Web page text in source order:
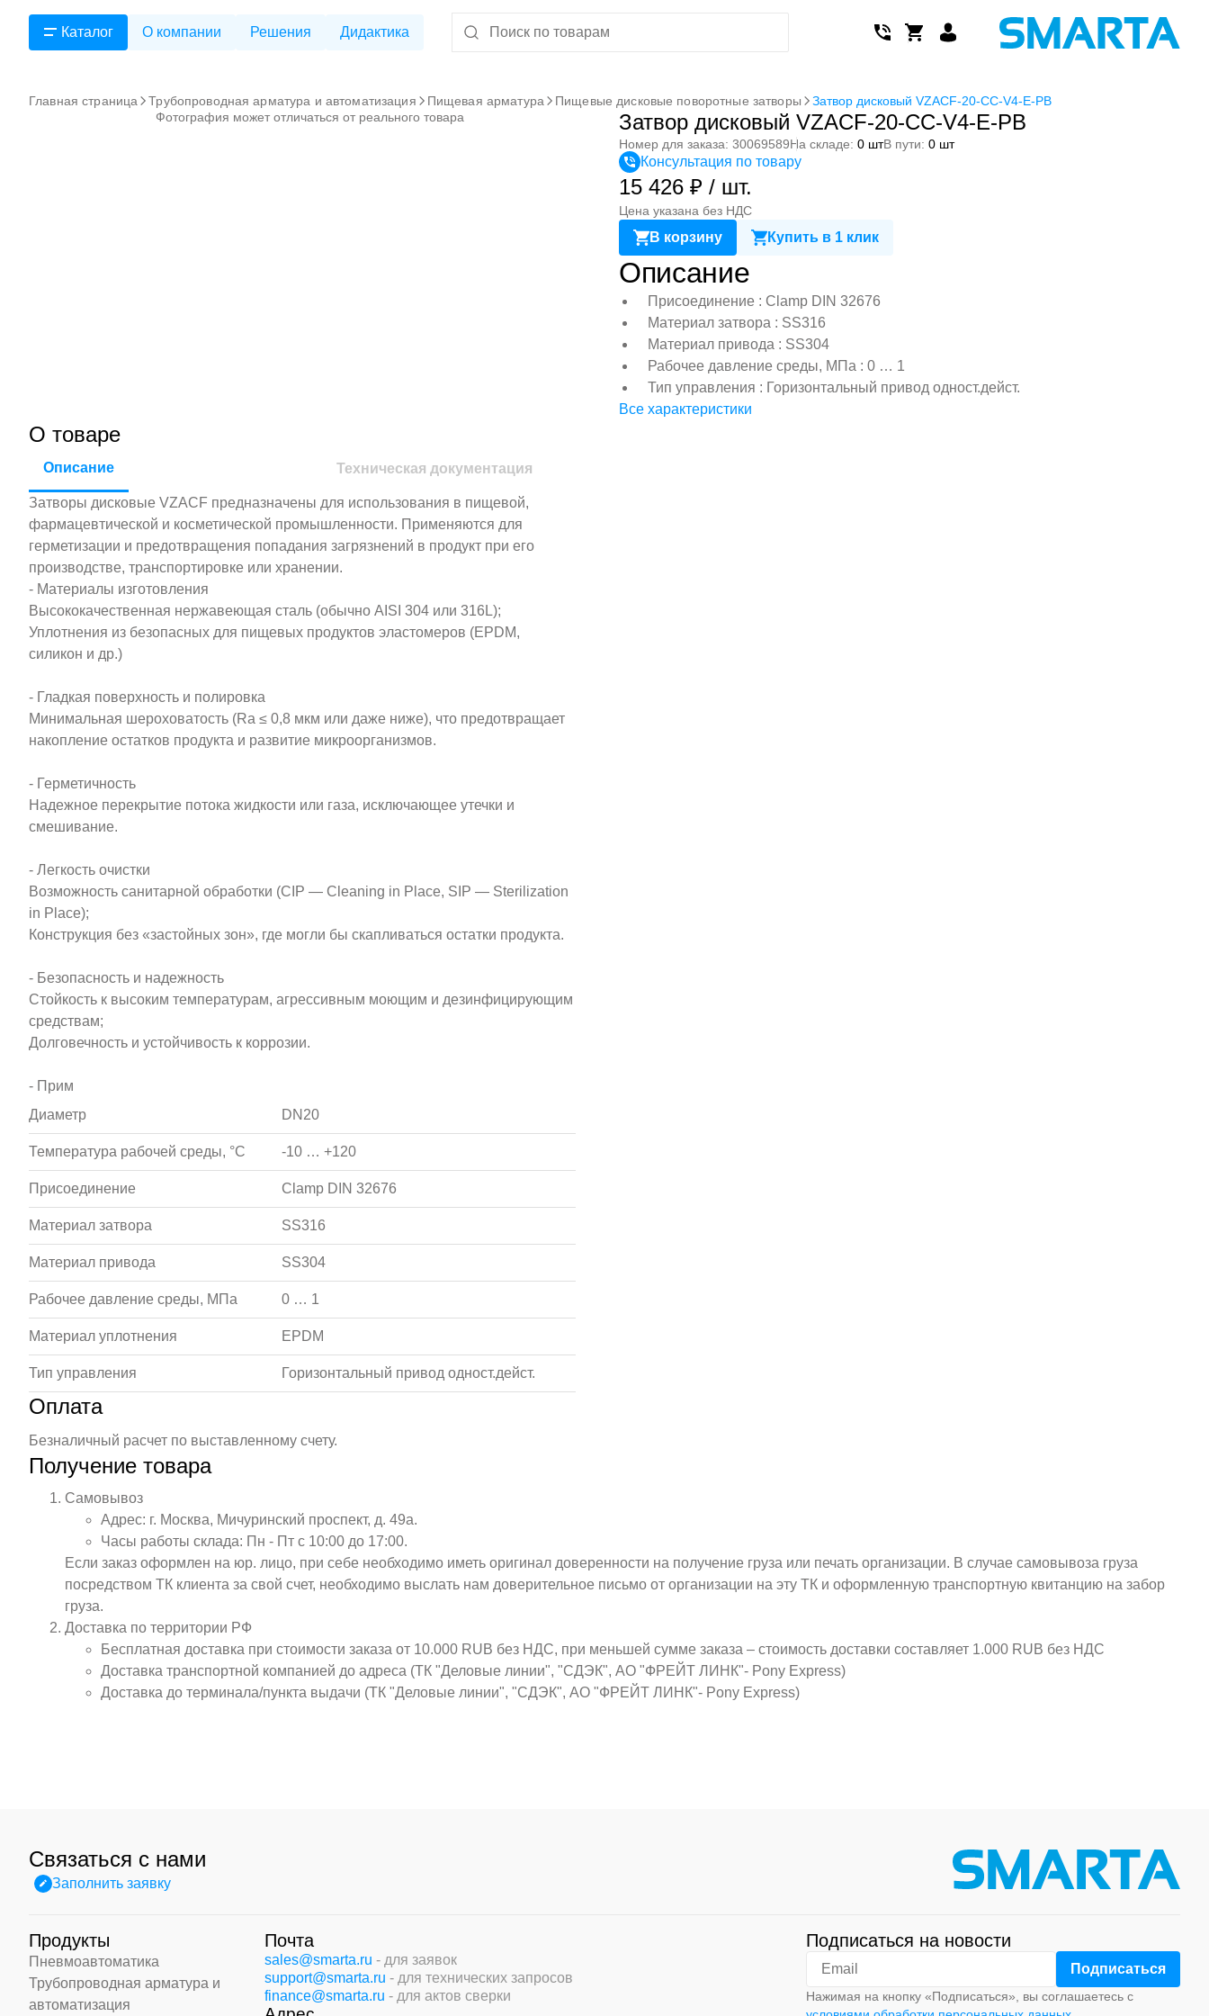
Каталог О компании Решения Дидактика
Главная страница Трубопроводная арматура и автоматизация Пищевая арматура Пищевые дисковые поворотные затворы
Затвор дисковый VZACF-20-CC-V4-E-PB
Фотография может отличаться от реального товара
Затвор дисковый VZACF-20-CC-V4-E-PB
Номер для заказа: 30069589На складе: 0 штВ пути: 0 шт
Консультация по товару
15 426 ₽ / шт.
Цена указана без НДС
В корзину Купить в 1 клик
Описание
Присоединение : Clamp DIN 32676
Материал затвора : SS316
Материал привода : SS304
Рабочее давление среды, МПа : 0 … 1
Тип управления : Горизонтальный привод одност.дейст.
Все характеристики
О товаре
Описание Техническая документация
Затворы дисковые VZACF предназначены для использования в пищевой,
фармацевтической и косметической промышленности. Применяются для
герметизации и предотвращения попадания загрязнений в продукт при его
производстве, транспортировке или хранении.
- Материалы изготовления
Высококачественная нержавеющая сталь (обычно AISI 304 или 316L);
Уплотнения из безопасных для пищевых продуктов эластомеров (EPDM,
силикон и др.)
- Гладкая поверхность и полировка
Минимальная шероховатость (Ra ≤ 0,8 мкм или даже ниже), что предотвращает
накопление остатков продукта и развитие микроорганизмов.
- Герметичность
Надежное перекрытие потока жидкости или газа, исключающее утечки и
смешивание.
- Легкость очистки
Возможность санитарной обработки (CIP — Cleaning in Place, SIP — Sterilization
in Place);
Конструкция без «застойных зон», где могли бы скапливаться остатки продукта.
- Безопасность и надежность
Стойкость к высоким температурам, агрессивным моющим и дезинфицирующим
средствам;
Долговечность и устойчивость к коррозии.
- Прим
Диаметр
DN20
Температура рабочей среды, °С -10 … +120
Присоединение Clamp DIN 32676
Материал затвора SS316
Материал привода SS304
Рабочее давление среды, МПа 0 … 1
Материал уплотнения EPDM
Тип управления Горизонтальный привод одност.дейст.
Оплата
Безналичный расчет по выставленному счету.
Получение товара
Самовывоз
Адрес: г. Москва, Мичуринский проспект, д. 49а.
Часы работы склада: Пн - Пт с 10:00 до 17:00.
Если заказ оформлен на юр. лицо, при себе необходимо иметь оригинал доверенности на получение груза или печать организации. В случае самовывоза груза
посредством ТК клиента за свой счет, необходимо выслать нам доверительное письмо от организации на эту ТК и оформленную транспортную квитанцию на забор
груза.
Доставка по территории РФ
Бесплатная доставка при стоимости заказа от 10.000 RUB без НДС, при меньшей сумме заказа – стоимость доставки составляет 1.000 RUB без НДС
Доставка транспортной компанией до адреса (ТК "Деловые линии", "СДЭК", АО "ФРЕЙТ ЛИНК"- Pony Express)
Доставка до терминала/пункта выдачи (ТК "Деловые линии", "СДЭК", АО "ФРЕЙТ ЛИНК"- Pony Express)
Связаться с нами
Заполнить заявку
Продукты
Пневмоавтоматика
Трубопроводная арматура и
автоматизация
Почта
sales@smarta.ru - для заявок
support@smarta.ru - для технических запросов
finance@smarta.ru - для актов сверки
Подписаться на новости
Нажимая на кнопку «Подписаться», вы соглашаетесь с